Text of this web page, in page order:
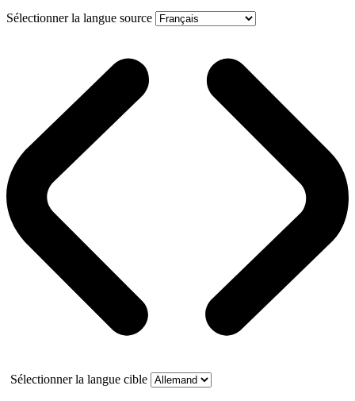
Sélectionner la langue source
Sélectionner la langue cible